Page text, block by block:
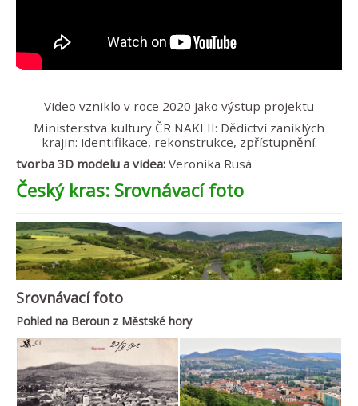
Video vzniklo v roce 2020 jako výstup projektu
Ministerstva kultury ČR NAKI II: Dědictví zaniklých
krajin: identifikace, rekonstrukce, zpřístupnění.
tvorba 3D modelu a videa: Veronika Rusá
Český kras: Srovnávací foto
Srovnávací foto
Pohled na Beroun z Městské hory